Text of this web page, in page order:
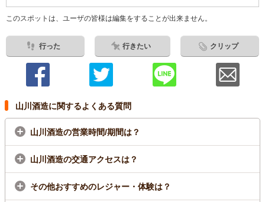
このスポットは、ユーザの皆様は編集をすることが出来ません。
行った 行きたい クリップ
山川酒造に関するよくある質問
山川酒造の営業時間/期間は？
山川酒造の交通アクセスは？
その他おすすめのレジャー・体験は？